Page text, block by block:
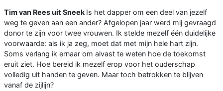
Tim van Rees uit Sneek Is het dapper om een deel van jezelf
weg te geven aan een ander? Afgelopen jaar werd mij gevraagd
donor te zijn voor twee vrouwen. Ik stelde mezelf één duidelijke
voorwaarde: als ik ja zeg, moet dat met mijn hele hart zijn.
Soms verlang ik ernaar om alvast te weten hoe de toekomst
eruit ziet. Hoe bereid ik mezelf erop voor het ouderschap
volledig uit handen te geven. Maar toch betrokken te blijven
vanaf de zijlijn?